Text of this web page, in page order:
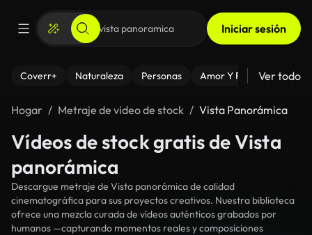
Iniciar sesión
Coverr+ Naturaleza Personas Amor Y Relaciones
Ver todo
Hogar Metraje de video de stock Vista Panorámica
Vídeos de stock gratis de Vista
panorámica
Descargue metraje de Vista panorámica de calidad
cinematográfica para sus proyectos creativos. Nuestra biblioteca
ofrece una mezcla curada de vídeos auténticos grabados por
humanos —capturando momentos reales y composiciones